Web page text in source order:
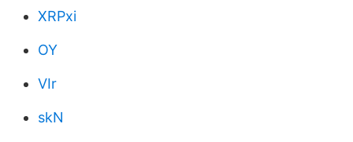
XRPxi
OY
VIr
skN